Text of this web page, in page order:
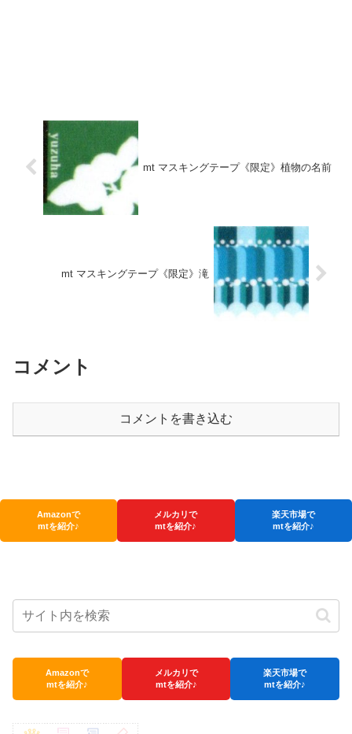
mt マスキングテープ《限定》植物の名前
mt マスキングテープ《限定》滝
コメント
コメントを書き込む
Amazonで
mtを紹介♪
メルカリで
mtを紹介♪
楽天市場で
mtを紹介♪
Amazonで
mtを紹介♪
メルカリで
mtを紹介♪
楽天市場で
mtを紹介♪